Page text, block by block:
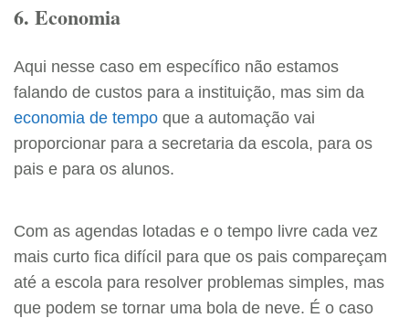
6. Economia
Aqui nesse caso em específico não estamos
falando de custos para a instituição, mas sim da
economia de tempo que a automação vai
proporcionar para a secretaria da escola, para os
pais e para os alunos.
Com as agendas lotadas e o tempo livre cada vez
mais curto fica difícil para que os pais compareçam
até a escola para resolver problemas simples, mas
que podem se tornar uma bola de neve. É o caso